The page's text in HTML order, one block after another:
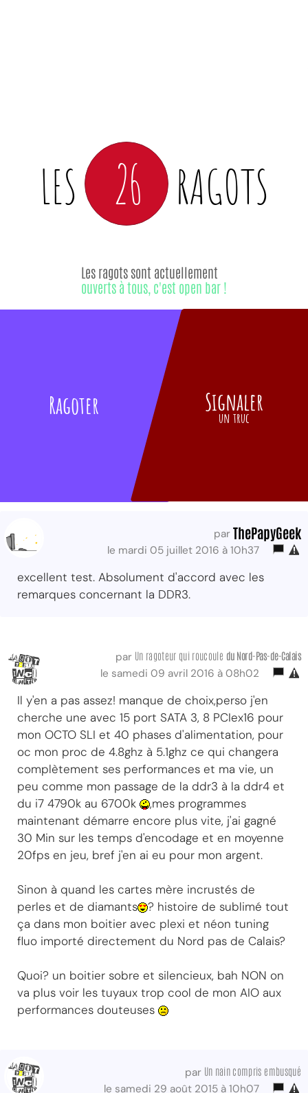
LES 26 RAGOTS
Ragoter
Les ragots sont actuellement
ouverts à tous, c'est open bar !
Signaler
un truc
par ThePapyGeek
le mardi 05 juillet 2016 à 10h37
excellent test. Absolument d'accord avec les
remarques concernant la DDR3.
par Un ragoteur qui roucoule du Nord-Pas-de-Calais
le samedi 09 avril 2016 à 08h02
Il y'en a pas assez! manque de choix,perso j'en
cherche une avec 15 port SATA 3, 8 PCIex16 pour
mon OCTO SLI et 40 phases d'alimentation, pour
oc mon proc de 4.8ghz à 5.1ghz ce qui changera
complètement ses performances et ma vie, un
peu comme mon passage de la ddr3 à la ddr4 et
du i7 4790k au 6700k
,mes programmes
maintenant démarre encore plus vite, j'ai gagné
30 Min sur les temps d'encodage et en moyenne
20fps en jeu, bref j'en ai eu pour mon argent.
Sinon à quand les cartes mère incrustés de
perles et de diamants
? histoire de sublimé tout
ça dans mon boitier avec plexi et néon tuning
fluo importé directement du Nord pas de Calais?
Quoi? un boitier sobre et silencieux, bah NON on
va plus voir les tuyaux trop cool de mon AIO aux
performances douteuses
par Un nain compris embusqué
le samedi 29 août 2015 à 10h07